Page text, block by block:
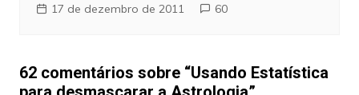
17 de dezembro de 2011 60
62 comentários sobre “Usando Estatística